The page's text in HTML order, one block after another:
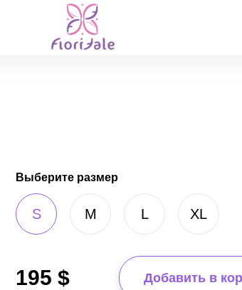
Выберите размер
S M L XL
195 $ Добавить в